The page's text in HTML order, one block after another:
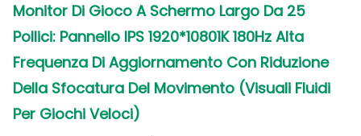
Monitor Di Gioco A Schermo Largo Da 25
Pollici: Pannello IPS 1920*10801K 180Hz Alta
Frequenza Di Aggiornamento Con Riduzione
Della Sfocatura Del Movimento (visuali Fluidi
Per Giochi Veloci)